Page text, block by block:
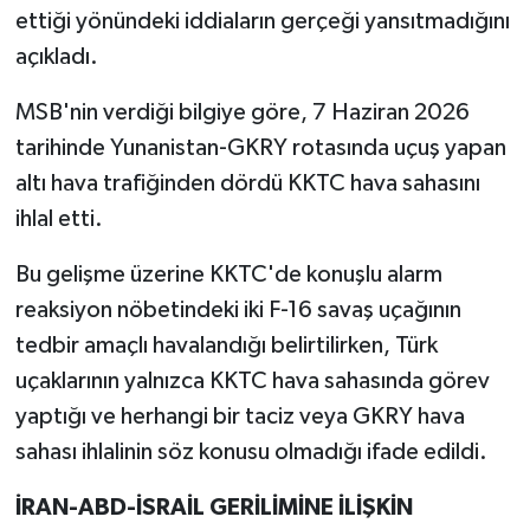
ettiği yönündeki iddiaların gerçeği yansıtmadığını
açıkladı.
MSB'nin verdiği bilgiye göre, 7 Haziran 2026
tarihinde Yunanistan-GKRY rotasında uçuş yapan
altı hava trafiğinden dördü KKTC hava sahasını
ihlal etti.
Bu gelişme üzerine KKTC'de konuşlu alarm
reaksiyon nöbetindeki iki F-16 savaş uçağının
tedbir amaçlı havalandığı belirtilirken, Türk
uçaklarının yalnızca KKTC hava sahasında görev
yaptığı ve herhangi bir taciz veya GKRY hava
sahası ihlalinin söz konusu olmadığı ifade edildi.
İRAN-ABD-İSRAİL GERİLİMİNE İLİŞKİN